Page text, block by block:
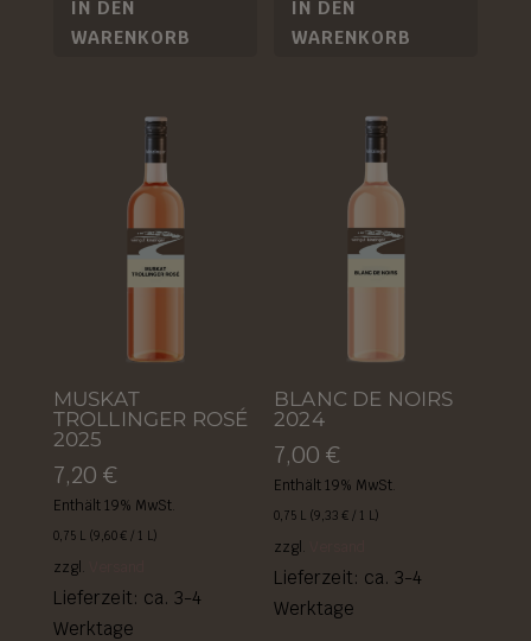
IN DEN
WARENKORB
IN DEN
WARENKORB
MUSKAT
TROLLINGER ROSÉ
2025
7,20 €
Enthält 19% MwSt.
0,75 L (9,60€/ 1 L)
zzgl.
Lieferzeit: ca. 3-4
Werktage
BLANC DE NOIRS
2024
7,00€
Enthält 19% MwSt.
0,75 L (9,33€ / 1 L)
zzgl.
Lieferzeit: ca. 3-4
Werktage